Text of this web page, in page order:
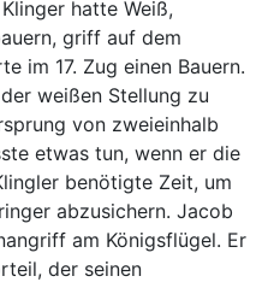
hatte Weiß,
griff auf dem
im 17. Zug einen Bauern.
weißen Stellung zu
von zweieinhalb
etwas tun, wenn er die
benötigte Zeit, um
abzusichern. Jacob
am Königsflügel. Er
der seinen